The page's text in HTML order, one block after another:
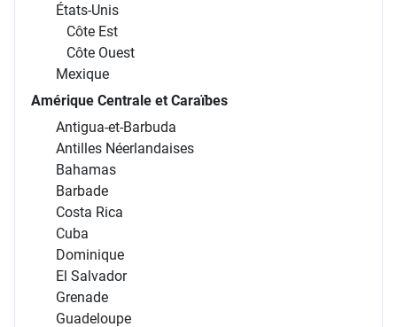
États-Unis
Côte Est
Côte Ouest
Mexique
Amérique Centrale et Caraïbes
Antigua-et-Barbuda
Antilles Néerlandaises
Bahamas
Barbade
Costa Rica
Cuba
Dominique
El Salvador
Grenade
Guadeloupe